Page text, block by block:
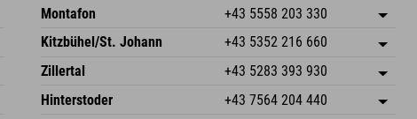
Montafon +43 5558 203 330
Dorfstr. 127b
Österreich
Adresse speichern
Buchen
Kitzbühel/St. Johann +43 5352 216 660
Speckbacherstraße 87
Österreich
Adresse speichern
Buchen
Zillertal +43 5283 393 930
Schmiedau 2
Adresse speichern
Hinterstoder +43 7564 204 440